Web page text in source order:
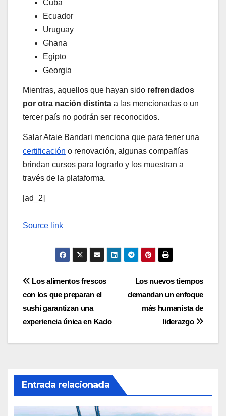
Cuba
Ecuador
Uruguay
Ghana
Egipto
Georgia
Mientras, aquellos que hayan sido refrendados
por otra nación distinta a las mencionadas o un
tercer país no podrán ser reconocidos.
Salar Ataie Bandari menciona que para tener una
certificación o renovación, algunas compañías
brindan cursos para lograrlo y los muestran a
través de la plataforma.
[ad_2]
Source link
Navegación
de
entradas
Los nuevos tiempos
demandan un enfoque
más humanista de
liderazgo
Los alimentos frescos
con los que preparan el
sushi garantizan una
experiencia única en Kado
Entrada relacionada